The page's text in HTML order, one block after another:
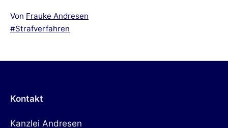
Von Frauke Andresen
Verschlagwortet
Strafverfahren
Kontakt
Kanzlei Andresen